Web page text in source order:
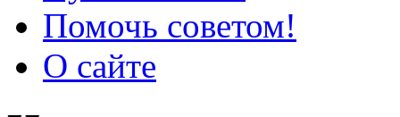
Помочь советом!
О сайте